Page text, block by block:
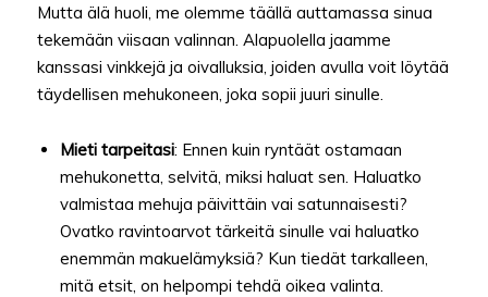
Mutta älä huoli, me olemme täällä auttamassa sinua
tekemään viisaan valinnan. Alapuolella jaamme
kanssasi vinkkejä ja oivalluksia, joiden avulla voit löytää
täydellisen mehukoneen, joka sopii juuri sinulle.
Mieti tarpeitasi: Ennen kuin ryntäät ostamaan
mehukonetta, selvitä, miksi haluat sen. Haluatko
valmistaa mehuja päivittäin vai satunnaisesti?
Ovatko ravintoarvot tärkeitä sinulle vai haluatko
enemmän makuelämyksiä? Kun tiedät tarkalleen,
mitä etsit, on helpompi tehdä oikea valinta.